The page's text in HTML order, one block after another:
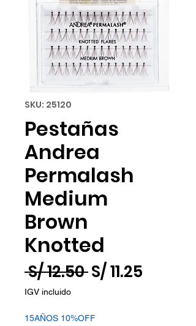
SKU: 25120
Pestañas
Andrea
Permalash
Medium
Brown
Knotted
S/ 12.50 Precio
S/ 11.25
IGV incluido
15AÑOS 10%OFF